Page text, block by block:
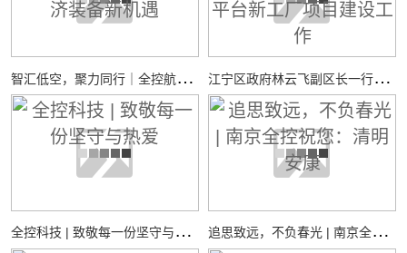
智
汇低空，聚力同行｜全控航空共探低空经济装备新机遇 江
宁区政府林云飞副区长一行调研全控仿真平台新工厂项目建设工作
全
控科技 | 致敬每一份坚守与热爱 追
思致远，不负春光 | 南京全控祝您：清明安康